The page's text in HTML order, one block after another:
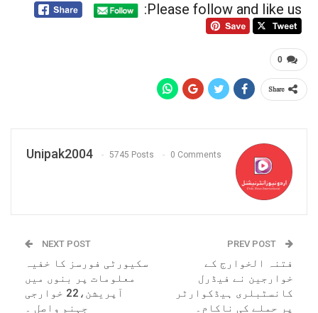
Please follow and like us:
0
Share
Unipak2004 5745 Posts 0 Comments
فتنہ الخوارج کے
خوارجین نے فیڈرل
کانسٹبلری ہیڈکوارٹر
پر حملے کی ناکام۔
NEXT POST
سکیورٹی فورسز کا خفیہ
معلومات پر بنوں میں
آپریشن،22 خوارجی
جہنم واصل ۔